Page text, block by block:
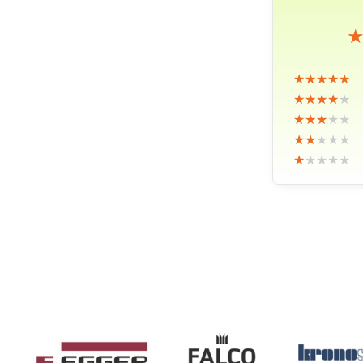
★★★★★
★★★★★
★★★★★
★★★★★
★★★★★
★★★★★
★★★★★
★★★★★
★★★★★
★★★★★
★★★★★
★★★★★
★★★★★
★★★★★
★★★★★